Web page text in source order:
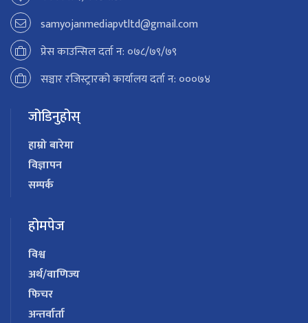
samyojanmediapvtltd@gmail.com
प्रेस काउन्सिल दर्ता न: ०७८/७९/७९
सञ्चार रजिस्ट्रारको कार्यालय दर्ता न: ०००७४
जोडिनुहोस्
हाम्रो बारेमा
विज्ञापन
सम्पर्क
होमपेज
विश्व
अर्थ/वाणिज्य
फिचर
अन्तर्वार्ता